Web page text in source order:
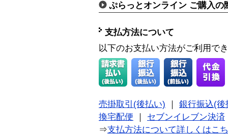
ぷらっとオンライン ご購入の
支払方法について
以下のお支払い方法がご利用で
売掛取引(後払い)
銀行振込(後
換宅配便
セブンイレブン決済
⇒支払方法について詳しくはこ